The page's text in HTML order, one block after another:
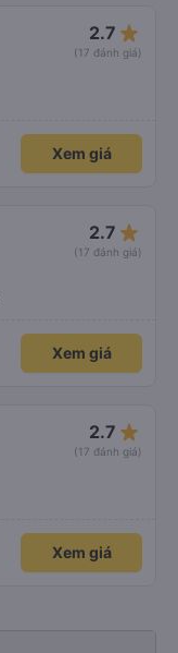
2.7 star_rate
(17 đánh giá)
Xem giá
2.7 star_rate
(17 đánh giá)
Xem giá
2.7 star_rate
(17 đánh giá)
Xem giá